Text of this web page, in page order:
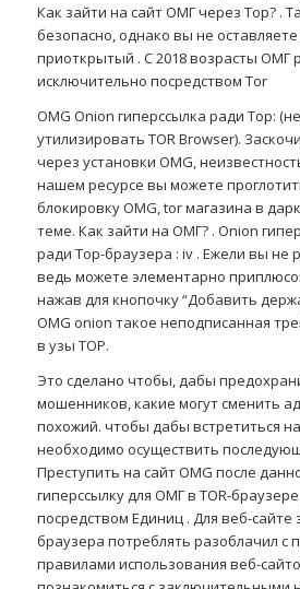
Как зайти на сайт ОМГ через Тор? .
безопасно, однако вы не оставляете
приоткрытый . С 2018 возрасты ОМГ
исключительно посредством Tor
OMG Onion гиперссылка ради Тор:
утилизировать TOR Browser).
через установки OMG,
нашем ресурсе вы можете
блокировку OMG, tor магазина в
теме. Как зайти на ОМГ? . Onion
ради Тор-браузера : iv . Ежели вы не
ведь можете элементарно
нажав для кнопочку “Добавить
OMG onion такое неподписанная
в узы ТОР.
Это сделано чтобы, дабы
мошенников, какие могут сменить
похожий. чтобы дабы встретиться
необходимо осуществить
Преступить на сайт OMG после
гиперссылку для ОМГ в TOR-
посредством Единиц . Для веб-сайте
браузера потреблять разоблачил с
правилами использования веб-